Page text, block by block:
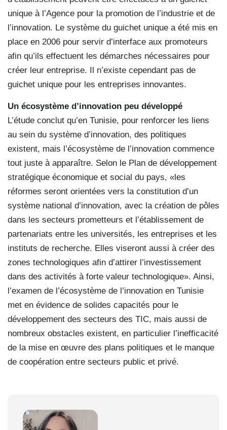
unique à l’Agence pour la promotion de l’industrie et de
l’innovation. Le système du guichet unique a été mis en
place en 2006 pour servir d’interface aux promoteurs
afin qu’ils effectuent les démarches nécessaires pour
créer leur entreprise. Il n’existe cependant pas de
guichet unique pour les entreprises innovantes.
Un écosystème d’innovation peu développé
L’étude conclut qu’en Tunisie, pour renforcer les liens
au sein du système d’innovation, des politiques
existent, mais l’écosystème de l’innovation commence
tout juste à apparaître. Selon le Plan de développement
stratégique économique et social du pays, «les
réformes seront orientées vers la constitution d’un
système national d’innovation, avec la création de pôles
dans les secteurs prometteurs et l’établissement de
partenariats entre les universités, les entreprises et les
instituts de recherche. Elles viseront aussi à créer des
zones technologiques afin d’attirer l’investissement
dans des activités à forte valeur technologique». Ainsi,
l’examen de l’écosystème de l’innovation en Tunisie
met en évidence de solides capacités pour le
développement des secteurs des TIC, mais aussi de
nombreux obstacles existent, en particulier l’inefficacité
de la mise en œuvre des plans politiques et le manque
de coopération entre secteurs public et privé.